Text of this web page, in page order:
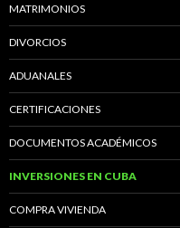
MATRIMONIOS
DIVORCIOS
ADUANALES
CERTIFICACIONES
DOCUMENTOS ACADÉMICOS
INVERSIONES EN CUBA
COMPRA VIVIENDA